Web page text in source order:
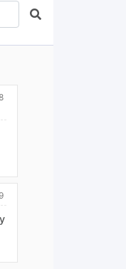
Szukaj